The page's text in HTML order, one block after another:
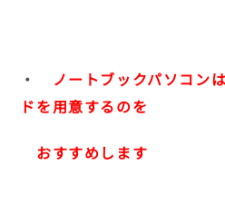
・ ノートブックパソコン
ドを用意するのを
おすすめします